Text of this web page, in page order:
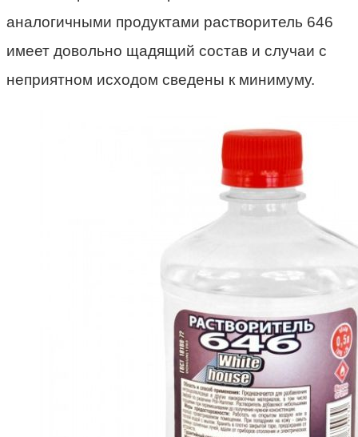
аналогичными продуктами растворитель 646
имеет довольно щадящий состав и случаи с
неприятном исходом сведены к минимуму.